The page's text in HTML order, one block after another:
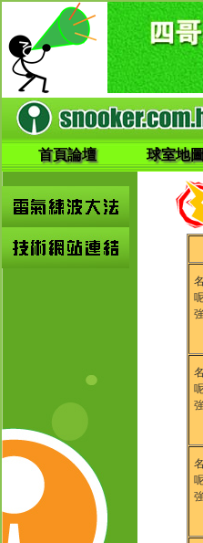
首頁論壇 球室地